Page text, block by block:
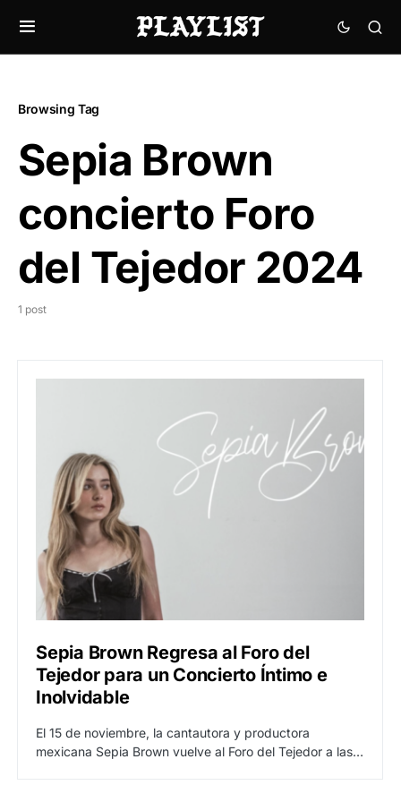
Browsing Tag
Sepia Brown
concierto Foro
del Tejedor 2024
1 post
Sepia Brown Regresa al Foro del
Tejedor para un Concierto Íntimo e
Inolvidable
El 15 de noviembre, la cantautora y productora
mexicana Sepia Brown vuelve al Foro del Tejedor a las…